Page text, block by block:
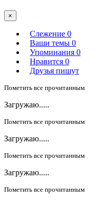
×
Слежение 0
Ваши темы 0
Упоминания 0
Нравится 0
Друзья пишут
Пометить все прочитанным
Загружаю.....
Пометить все прочитанным
Загружаю.....
Пометить все прочитанным
Загружаю.....
Пометить все прочитанным